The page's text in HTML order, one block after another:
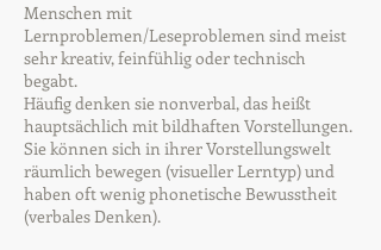
Menschen mit
Lernproblemen/Leseproblemen sind meist
sehr kreativ, feinfühlig oder technisch
begabt.
Häufig denken sie nonverbal, das heißt
hauptsächlich mit bildhaften Vorstellungen.
Sie können sich in ihrer Vorstellungswelt
räumlich bewegen (visueller Lerntyp) und
haben oft wenig phonetische Bewusstheit
(verbales Denken).